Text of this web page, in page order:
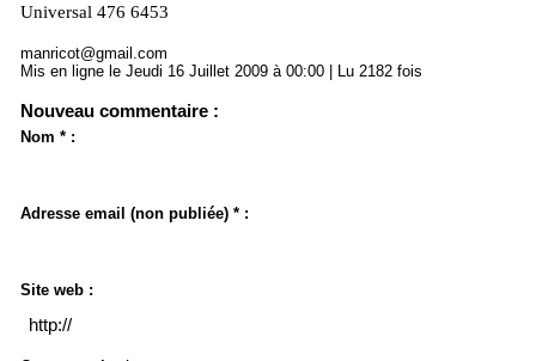
Universal 476 6453
manricot@gmail.com
Mis en ligne le Jeudi 16 Juillet 2009 à 00:00 | Lu 2182 fois
Nouveau commentaire :
Nom * :
Adresse email (non publiée) * :
Site web :